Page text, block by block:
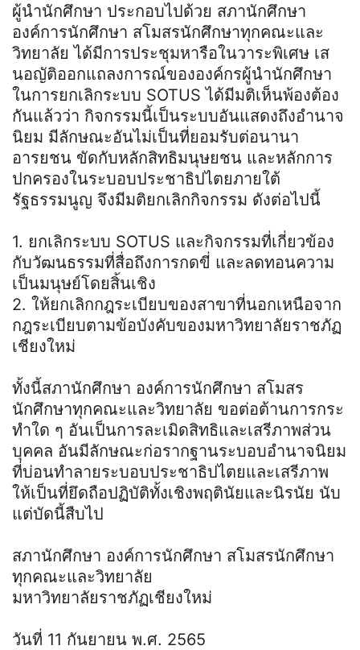
ผู้นำนักศึกษา ประกอบไปด้วย สภานักศึกษา
องค์การนักศึกษา สโมสรนักศึกษาทุกคณะและ
วิทยาลัย ได้มีการประชุมหารือในวาระพิเศษ เส
นอญัติออกแถลงการณ์ขององค์กรผู้นำนักศึกษา
ในการยกเลิกระบบ SOTUS ได้มีมติเห็นพ้องต้อง
กันแล้วว่า กิจกรรมนี้เป็นระบบอันแสดงถึงอำนาจ
นิยม มีลักษณะอันไม่เป็นที่ยอมรับต่อนานา
อารยชน ขัดกับหลักสิทธิมนุษยชน และหลักการ
ปกครองในระบอบประชาธิปไตยภายใต้
รัฐธรรมนูญ จึงมีมติยกเลิกกิจกรรม ดังต่อไปนี้
1. ยกเลิกระบบ SOTUS และกิจกรรมที่เกี่ยวข้อง
กับวัฒนธรรมที่สื่อถึงการกดขี่ และลดทอนความ
เป็นมนุษย์โดยสิ้นเชิง
2. ให้ยกเลิกกฎระเบียบของสาขาที่นอกเหนือจาก
กฎระเบียบตามข้อบังคับของมหาวิทยาลัยราชภัฏ
เชียงใหม่
ทั้งนี้สภานักศึกษา องค์การนักศึกษา สโมสร
นักศึกษาทุกคณะและวิทยาลัย ขอต่อต้านการกระ
ทำใด ๆ อันเป็นการละเมิดสิทธิและเสรีภาพส่วน
บุคคล อันมีลักษณะก่อรากฐานระบอบอำนาจนิยม
ที่บ่อนทำลายระบอบประชาธิปไตยและเสรีภาพ
ให้เป็นที่ยึดถือปฏิบัติทั้งเชิงพฤตินัยและนิรนัย นับ
แต่บัดนี้สืบไป
สภานักศึกษา องค์การนักศึกษา สโมสรนักศึกษา
ทุกคณะและวิทยาลัย
มหาวิทยาลัยราชภัฏเชียงใหม่
วันที่ 11 กันยายน พ.ศ. 2565